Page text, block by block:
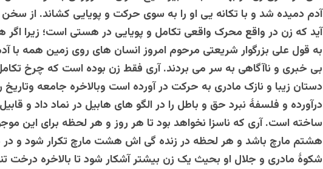
آدم دمیده شد و با تکانه یی او را به سوی حرکت و پویایی کشاند. از
آید که زن در واقع محرک واقعی تکامل و پویایی در هستی است؛ زیرا اگر
به قول علی بزرگوار شریعتی مرحوم امروز انسان های روی زمین همه با
بی خبری و ناآگاهی به سر می بردند. آری فقط زن بوده است که چرخ تکامل
دستان زیبا و نازک مادری به حرکت در آورده است وبالاخره جامعه وتاریخ
درآورده و فلسفۀ نبرد حق و باطل را در الگو های هابیل در نماد داد و
ساخته است. آری که ناسزا نخواهد بود تا هر روز و هر لحظه برای این
هشتم مارچ باشد و هر لحظه در زنده گی اش هشت مارچ تکرار شود و در
شکوۀ مادری و جلال او بحیث یک زن بیشتر آشکار شود تا بالاخره درخت